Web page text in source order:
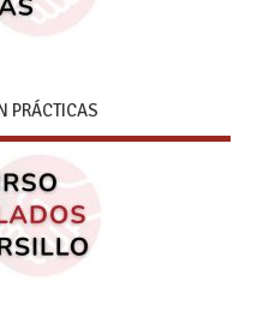
PRÁCTICAS